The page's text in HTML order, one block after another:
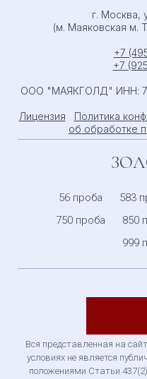
г. Москва,
(м. Маяковская м.
+7
+7
ООО "МАЯКГОЛД" ИНН:
Лицензия Политика
об обработке
56 проба 583
750 проба
850
999
Вся представленная на
условиях не является
положениями Статьи